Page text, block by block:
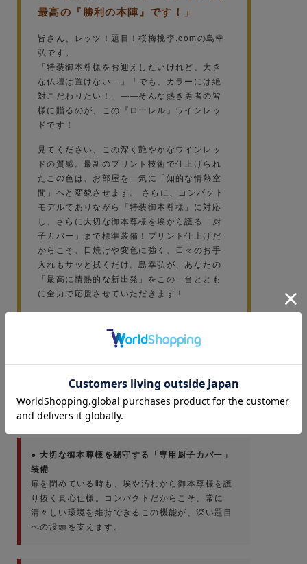
最高の『勝利の本陣』です！」
皆さん、レッツ！題目！桜梅桃李.comの島幸
弘です。
「特装御本尊様をお迎えしたいけれど、大き
な仏壇は置けない…」「でも、カラーには絶
対こだわりたい！」——そんな熱き勇者の皆
様に贈るのが、この『ローレル』ワインレッ
ドです！
見てください、この深く艶やかなワインレッ
ドの質感。最新のプリント技術で仕上げられ
たこの色は、お部屋を一気に「知的な情熱空
間」へと変貌させます。 さらに、コンパクト
モデルでありながら「特装御本尊様」に対応
し、さらに大切な御本尊様を埃から護る「厨
子カバー」まで標準装備！プリント仕上げだ
からこそ、日焼けや変色に強く、日々のお手
入れもサッと拭くだけ。島幸弘が、あなたの
「最高に情熱的な新出発」をこの一台ととも
に全力で応援させていただきます！
レッドの情熱」が、祈りを加速させ
る。
● 大切な御本尊様を秘守する「専用厨子カバー」
装備
扉を閉めている時も、埃や汚れから御本尊様を護
り抜く真心仕様。コンパクトだからこそ、常に
清々しい環境を維持できるこの機能が、深い題目
への没頭を支えます。